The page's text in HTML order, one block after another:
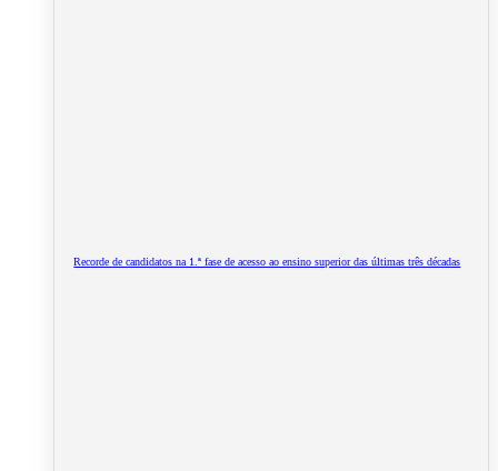
Recorde de candidatos na 1.ª fase de acesso ao ensino superior das últimas três décadas